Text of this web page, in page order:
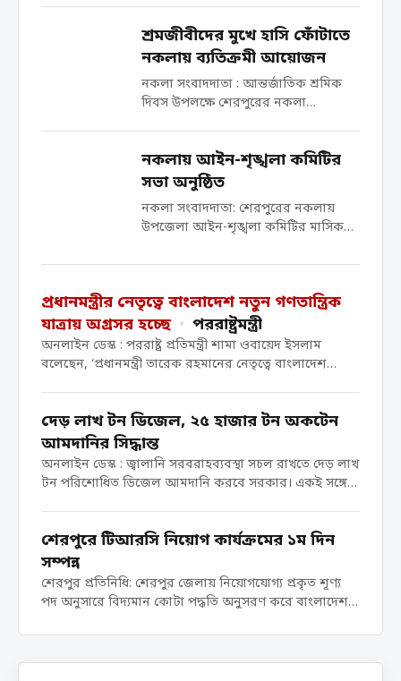
প্রশাসনের সহযোগিতায় শব্দ দূষণ নিয়ন্ত্রণে
ভ্রাম্যমান আদালতের অভিযানে ৫ ট্রাক
চালককে জরিমানা করা হয়েছে। বুধবার
(২৯ এপ্রিল) শেরপুর...
শ্রমজীবীদের মুখে হাসি ফোঁটাতে
নকলায় ব্যতিক্রমী আয়োজন
নকলা সংবাদদাতা : আন্তর্জাতিক শ্রমিক
দিবস উপলক্ষে শেরপুরের নকলা
রবিবার বাংলাদেশ শ্রমিক কল্যাণ
ফেডারেশনের কেন্দ্রীয় আন্তর্জাতিক
সম্পাদক ও নকলা পৌরসভার জামায়াতে
ইসলামী মনোনীত মেয়র...
নকলায় আইন-শৃঙ্খলা কমিটির
সভা অনুষ্ঠিত
নকলা সংবাদদাতা: শেরপুরের নকলায়
উপজেলা আইন-শৃঙ্খলা কমিটির মাসিক
আয়োজনে ২৮ এপ্রিল মঙ্গলবার সকালে
হয়। উপজেলা নির্বাহী অফিসার জাহাঙ্গীর
আলমের সভাপতিত্বে আয়োজিত সভায়
সার্বিক আইন-শৃঙ্খলা...
প্রধানমন্ত্রীর নেতৃত্বে বাংলাদেশ নতুন গণতান্ত্রিক
যাত্রায় অগ্রসর হচ্ছে • পররাষ্ট্রমন্ত্রী
অনলাইন ডেস্ক : পররাষ্ট্র প্রতিমন্ত্রী শামা ওবায়েদ ইসলাম
বলেছেন, ‘প্রধানমন্ত্রী তারেক রহমানের নেতৃত্বে বাংলাদেশ
এপ্রিল) আফ্রিকায় শান্তি ও নিরাপত্তা...
দেড় লাখ টন ডিজেল, ২৫ হাজার টন অকটেন
আমদানির সিদ্ধান্ত
অনলাইন ডেস্ক : জ্বালানি সরবরাহব্যবস্থা সচল রাখতে দেড় লাখ
টন পরিশোধিত ডিজেল আমদানি করবে সরকার। একই সঙ্গে
পূরণের জন্য’...
শেরপুরে টিআরসি নিয়োগ কার্যক্রমের ১ম দিন
সম্পন্ন
শেরপুর প্রতিনিধি: শেরপুর জেলায় নিয়োগযোগ্য প্রকৃত শূণ্য
পদ অনুসারে বিদ্যমান কোটা পদ্ধতি অনুসরণ করে বাংলাদেশ
নিয়োগের লক্ষ্যে আজ সকাল ৮ টা থেকে শেরপুর জেলার
প্রার্থীদের পুলিশ লাইন্স মাঠে...